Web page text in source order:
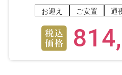
お迎え ご安置 通